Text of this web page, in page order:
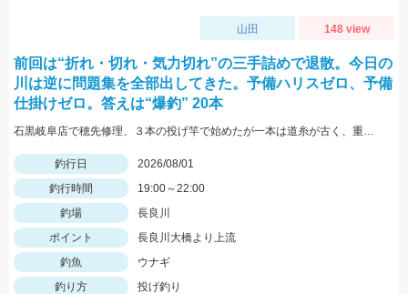
山田 148 view
前回は“折れ・切れ・気力切れ”の三手詰めで退散。今日の
川は逆に問題集を全部出してきた。予備ハリスゼロ、予備
仕掛けゼロ。答えは“爆釣” 20本
石黒岐阜店で穂先修理、３本の投げ竿で始めたが一本は道糸が古く、重りを付けて投げると切れてしまい使用できず、２本でやったが仕掛けを投げると同じ調子で鈴がなり中〜良型が釣れる休むこともできず終了後に数えたら答えは20本
釣行日
2026/08/01
釣行時間
19:00～22:00
釣場
長良川
ポイント
長良川大橋より上流
釣魚
ウナギ
釣り方
投げ釣り